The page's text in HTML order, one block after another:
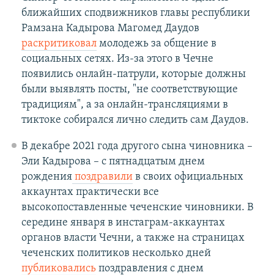
ближайших сподвижников главы республики
Рамзана Кадырова Магомед Даудов
раскритиковалмолодежь за общение в
социальных сетях. Из-за этого в Чечне
появились онлайн-патрули, которые должны
были выявлять посты, "не соответствующие
традициям", а за онлайн-трансляциями в
тиктоке собирался лично следить сам Даудов.
В декабре 2021 года другого сына чиновника –
Эли Кадырова – с пятнадцатым днем
рожденияпоздравилив своих официальных
аккаунтах практически все
высокопоставленные чеченские чиновники. В
середине января в инстаграм-аккаунтах
органов власти Чечни, а также на страницах
чеченских политиков несколько дней
публиковалисьпоздравления с днем